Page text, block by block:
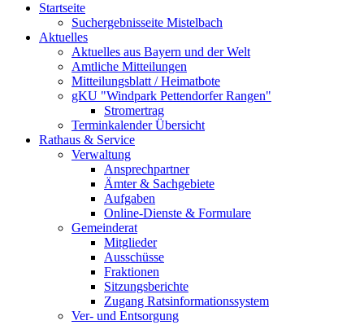
Startseite
Suchergebnisseite Mistelbach
Aktuelles
Aktuelles aus Bayern und der Welt
Amtliche Mitteilungen
Mitteilungsblatt / Heimatbote
gKU "Windpark Pettendorfer Rangen"
Stromertrag
Terminkalender Übersicht
Rathaus & Service
Verwaltung
Ansprechpartner
Ämter & Sachgebiete
Aufgaben
Online-Dienste & Formulare
Gemeinderat
Mitglieder
Ausschüsse
Fraktionen
Sitzungsberichte
Zugang Ratsinformationssystem
Ver- und Entsorgung